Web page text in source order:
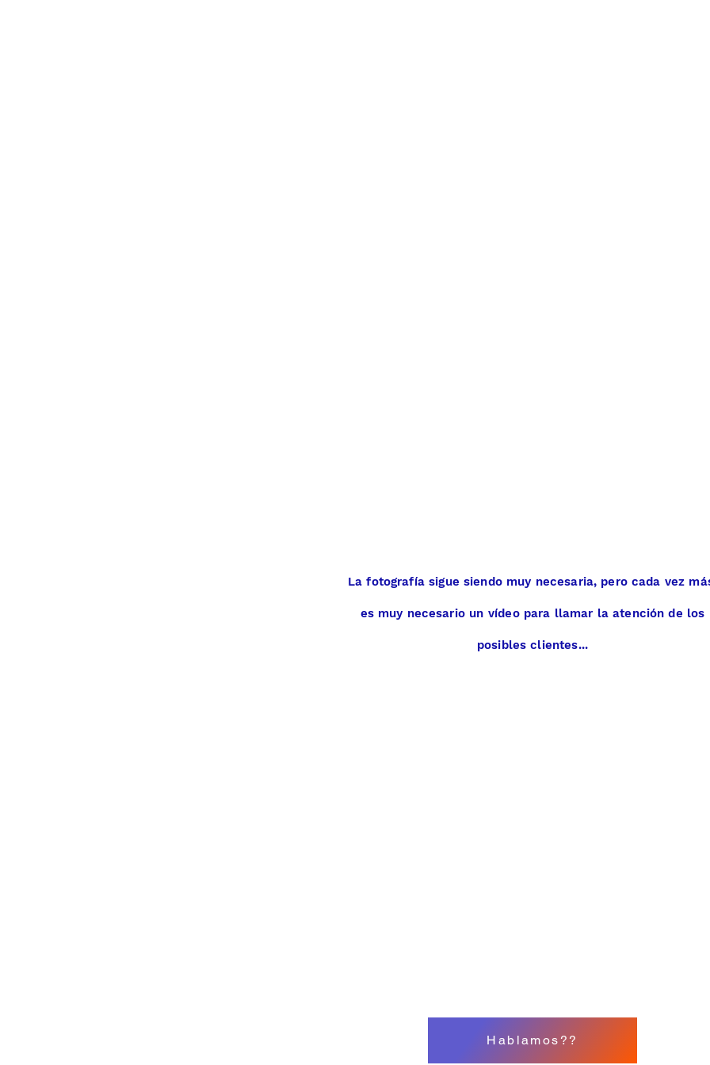
La fotografía sigue siendo muy necesaria, pero cada vez
es muy necesario un vídeopara llamar la atención de los
posibles clientes...
​Hablamos??